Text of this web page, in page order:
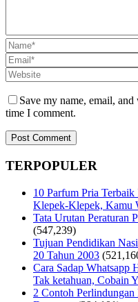
Save my name, email,
time I comment.
TERPOPULER
10 Parfum Pria
Klepek-Klepek, Kamu
Tata Urutan Peraturan
(547,239)
Tujuan Pendidikan
20 Tahun 2003
Cara Sadap Whatsapp
Tak ketahuan, Cobain
2 Contoh